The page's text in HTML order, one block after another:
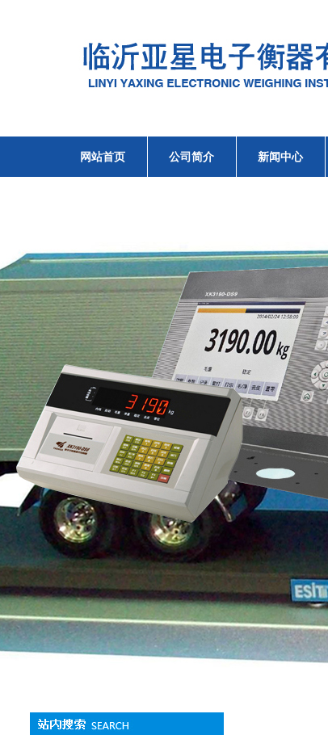
网站首页 公司简介 新闻中心